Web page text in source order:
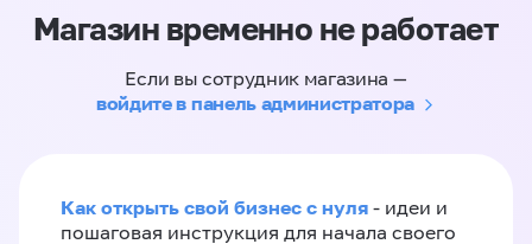
Магазин временно не работает
Если вы сотрудник магазина —
войдите в панель администратора
Как открыть свой бизнес с нуля - идеи и
пошаговая инструкция для начала своего